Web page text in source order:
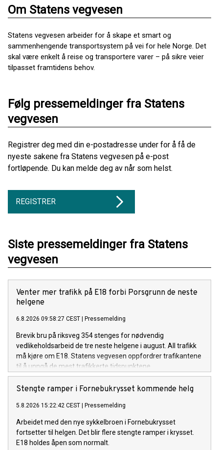
Om Statens vegvesen
Statens vegvesen arbeider for å skape et smart og
sammenhengende transportsystem på vei for hele Norge. Det
skal være enkelt å reise og transportere varer – på sikre veier
tilpasset framtidens behov.
Følg pressemeldinger fra Statens
vegvesen
Registrer deg med din e-postadresse under for å få de
nyeste sakene fra Statens vegvesen på e-post
fortløpende. Du kan melde deg av når som helst.
REGISTRER
Siste pressemeldinger fra Statens
vegvesen
Venter mer trafikk på E18 forbi Porsgrunn de neste
helgene
6.8.2026 09:58:27 CEST | Pressemelding
Brevik bru på riksveg 354 stenges for nødvendig
vedlikeholdsarbeid de tre neste helgene i august. All trafikk
må kjøre om E18. Statens vegvesen oppfordrer trafikantene
til å unngå de mest trafikkerte tidspunktene.
Stengte ramper i Fornebukrysset kommende helg
5.8.2026 15:22:42 CEST | Pressemelding
Arbeidet med den nye sykkelbroen i Fornebukrysset
fortsetter til helgen. Det blir flere stengte ramper i krysset.
E18 holdes åpen som normalt.